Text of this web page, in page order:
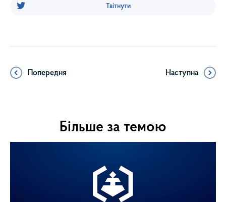
Твітнути
Попередня Наступна
Більше за темою